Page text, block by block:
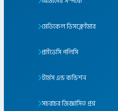
মেডিকেল ডিসক্লেইমার
প্রাইভেসি পলিসি
টার্মস এন্ড কন্ডিশন
সচরাচর জিজ্ঞাসিত প্রশ্ন